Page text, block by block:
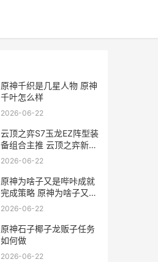
原神千织是几星人物 原神
千叶怎么样
2026-06-22
云顶之弈S7玉龙EZ阵型装
备组合主推 云顶之弈新版
本的龙怎么玩
2026-06-22
原神为啥子又是哔咔成就
完成策略 原神为啥子又是
新手
2026-06-22
原神石子椰子龙贩子任务
如何做
2026-06-22